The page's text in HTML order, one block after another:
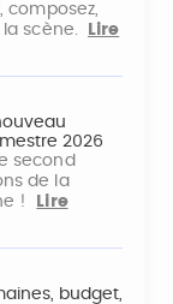
composez,
la scène.
Lire
2026
second
de la
!
Lire
budget,